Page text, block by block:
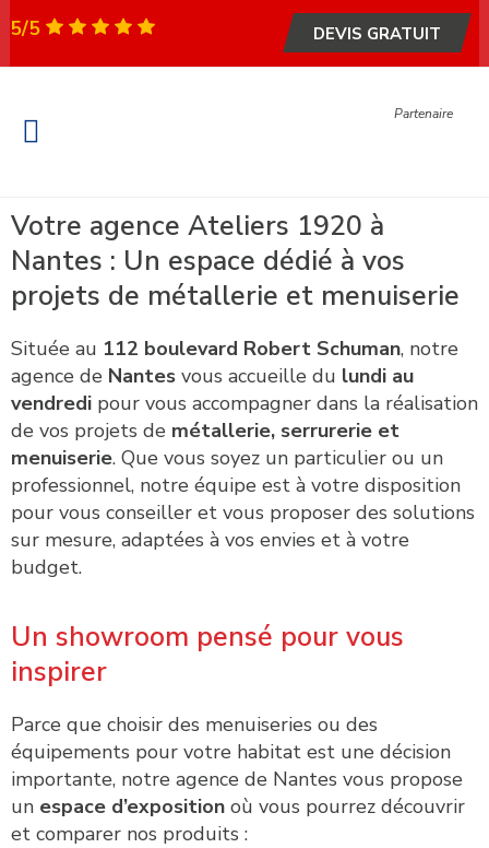
5/5 DEVIS GRATUIT
Partenaire
Votre agence Ateliers 1920 à
Nantes : Un espace dédié à vos
projets de métallerie et menuiserie
Située au 112 boulevard Robert Schuman, notre
agence de Nantes vous accueille du lundi au
vendredi pour vous accompagner dans la réalisation
de vos projets de métallerie, serrurerie et
menuiserie. Que vous soyez un particulier ou un
professionnel, notre équipe est à votre disposition
pour vous conseiller et vous proposer des solutions
sur mesure, adaptées à vos envies et à votre
budget.
Un showroom pensé pour vous
inspirer
Parce que choisir des menuiseries ou des
équipements pour votre habitat est une décision
importante, notre agence de Nantes vous propose
un espace d’exposition où vous pourrez découvrir
et comparer nos produits :